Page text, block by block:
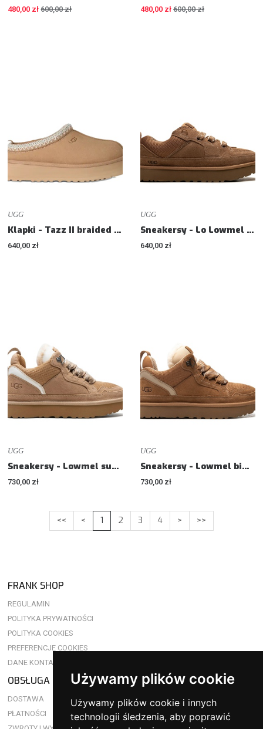
Używamy plików cookie
Używamy plików cookie i innych
technologii śledzenia, aby poprawić
480,00 zł 600,00 zł 480,00 zł 600,00 zł
UGG
Klapki - Tazz II braided slippers
640,00 zł
UGG
Sneakersy - Lo Lowmel lace-up sneakers - Sneakers
640,00 zł
UGG
Sneakersy - Lowmel suede high-top sneakers - Sneakers
730,00 zł
UGG
Sneakersy - Lowmel big lace sneakers - Sneakers
730,00 zł
<<First<Previous
1Page
1
2Page
2
3Page
3
4Page
4
>Next>>Last
FRANK SHOP
REGULAMIN
POLITYKA PRYWATNOŚCI
POLITYKA COOKIES
PREFERENCJE COOKIES
DANE KONTAKTOWE
OBSŁUGA KLIENTA
DOSTAWA
PŁATNOŚCI